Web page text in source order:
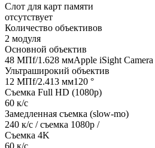
Слот для карт памяти
отсутствует
Количество объективов
2 модуля
Основной объектив
48 МПf/1.628 ммApple iSight Camera
Ультраширокий объектив
12 МПf/2.413 мм120 °
Съемка Full HD (1080p)
60 к/с
Замедленная съемка (slow-mo)
240 к/с / съемка 1080р /
Съемка 4K
60 к/с